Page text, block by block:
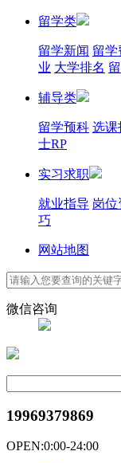
留学类
留学新闻 留学
业 大学排名
辅导类
留学预科 选课
士RP
实习求职
就业指导 岗位
巧
网站地图
微信咨询
19969379869
OPEN:0:00-24:00